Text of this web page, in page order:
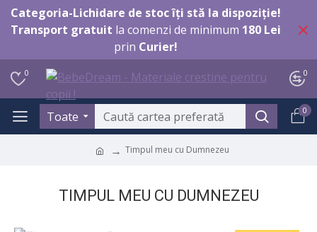
Categoria-Lichidare de stoc îți stă la dispoziție!
Transport gratuit la comenzi de minimum 180 Lei
prin Curier!
0 0
Toate 0
Timpul meu cu Dumnezeu
TIMPUL MEU CU DUMNEZEU